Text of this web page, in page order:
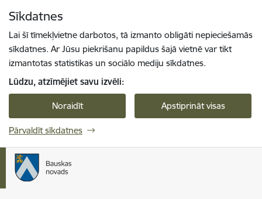
Sīkdatnes
Lai šī tīmekļvietne darbotos, tā izmanto obligāti nepieciešamās
sīkdatnes. Ar Jūsu piekrišanu papildus šajā vietnē var tikt
izmantotas statistikas un sociālo mediju sīkdatnes.
Lūdzu, atzīmējiet savu izvēli:
Noraidīt Apstiprināt visas
Pārvaldīt sīkdatnes